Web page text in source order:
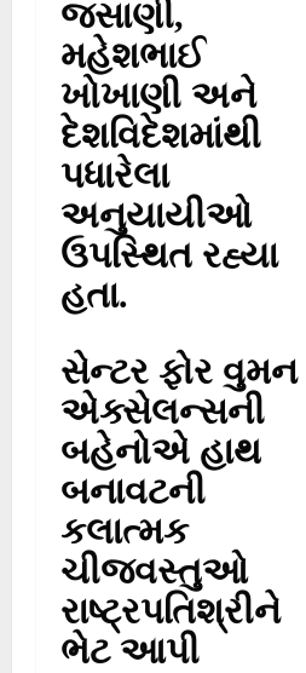
જસાણી,
મહેશભાઈ
ખોખાણી અને
દેશવિદેશમાંથી
પધારેલા
અનુયાયીઓ
ઉપસ્થિત રહ્યા
હતા.
સેન્ટર ફોર વુમન
એક્સેલન્સની
બહેનોએ હાથ
બનાવટની
કલાત્મક
ચીજવસ્તુઓ
રાષ્ટ્રપતિશ્રીને
ભેટ આપી